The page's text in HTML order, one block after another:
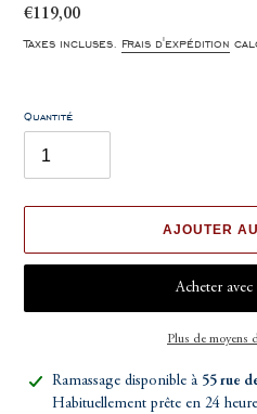
Prix
normal
€119,00
Taxes incluses. Frais d'expédition
Quantité
AJOUTER
Plus de moyens
AjoutRamassage disponible à 55 rue
Habituellement prête en 24